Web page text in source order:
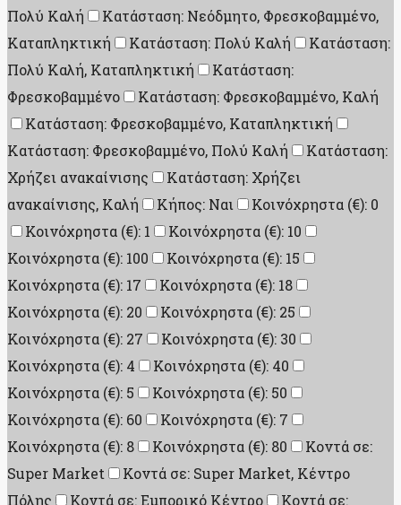
Πολύ Καλή
Κατάσταση: Νεόδμητο, Φρεσκοβαμμένο,
Καταπληκτική
Κατάσταση: Πολύ Καλή
Κατάσταση:
Πολύ Καλή, Καταπληκτική
Κατάσταση:
Φρεσκοβαμμένο
Κατάσταση: Φρεσκοβαμμένο, Καλή
Κατάσταση: Φρεσκοβαμμένο, Καταπληκτική
Κατάσταση: Φρεσκοβαμμένο, Πολύ Καλή
Κατάσταση:
Χρήζει ανακαίνισης
Κατάσταση: Χρήζει
ανακαίνισης, Καλή
Κήπος: Ναι
Κοινόχρηστα (€): 0
Κοινόχρηστα (€): 1
Κοινόχρηστα (€): 10
Κοινόχρηστα (€): 100
Κοινόχρηστα (€): 15
Κοινόχρηστα (€): 17
Κοινόχρηστα (€): 18
Κοινόχρηστα (€): 20
Κοινόχρηστα (€): 25
Κοινόχρηστα (€): 27
Κοινόχρηστα (€): 30
Κοινόχρηστα (€): 4
Κοινόχρηστα (€): 40
Κοινόχρηστα (€): 5
Κοινόχρηστα (€): 50
Κοινόχρηστα (€): 60
Κοινόχρηστα (€): 7
Κοινόχρηστα (€): 8
Κοινόχρηστα (€): 80
Κοντά σε:
Super Market
Κοντά σε: Super Market, Κέντρο
Πόλης
Κοντά σε: Εμπορικό Κέντρο Κοντά σε: